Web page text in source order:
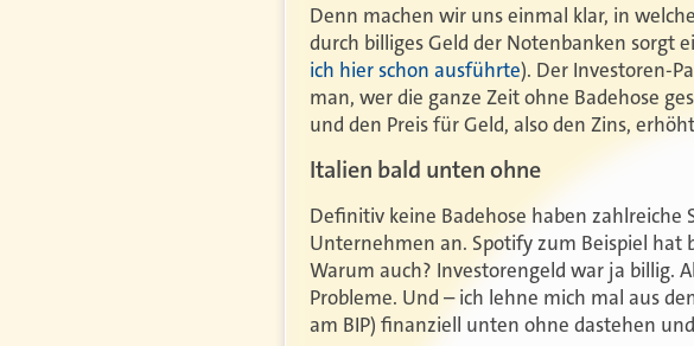
Denn machen wir uns einmal klar, in
durch billiges Geld der Notenbanken sorgt
ich hier schon ausführte). Der Investoren-
man, wer die ganze Zeit ohne Badehose
und den Preis für Geld, also den Zins,
Italien bald unten ohne
Definitiv keine Badehose haben
Unternehmen an. Spotify zum Beispiel hat
Warum auch? Investorengeld war ja billig.
Probleme. Und – ich lehne mich mal aus
am BIP) finanziell unten ohne dastehen